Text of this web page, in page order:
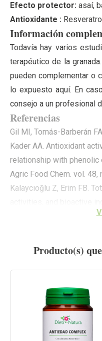
Efecto protector: asaí,
Antioxidante : Resveratrol
Información
Todavía hay varios
terapéutico de la
pueden complementar o
lo expuesto aquí. En
consejo a un profesional
Referencias
Gil MI, Tomás-Barberán
Kader AA. Antioxidant
relationship with
Agric Food Chem. vol. 48,
Kalaycıoğlu Z, Erim FB.
pomegranate cultivars
and its potential for
inflammation and cancer.
19;109(2):177-206.
González-Trujano ME,
García-Viguera C.
activities of a
Producto(s)